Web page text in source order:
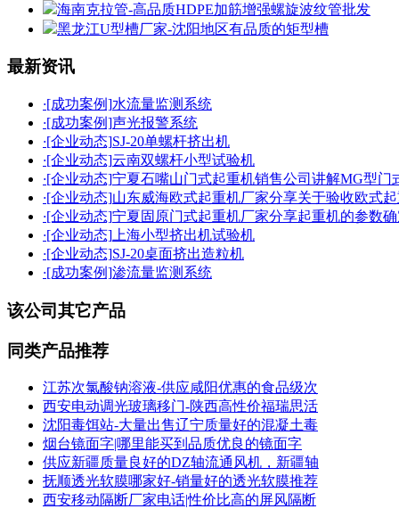
海南克拉管-高品质HDPE加筋增强螺旋波纹管批发
黑龙江U型槽厂家-沈阳地区有品质的矩型槽
最新资讯
·[成功案例]水流量监测系统
·[成功案例]声光报警系统
·[企业动态]SJ-20单螺杆挤出机
·[企业动态]云南双螺杆小型试验机
·[企业动态]宁夏石嘴山门式起重机销售公司讲解MG型门
·[企业动态]山东威海欧式起重机厂家分享关于验收欧式
·[企业动态]宁夏固原门式起重机厂家分享起重机的参数
·[企业动态] 上海小型挤出机试验机
·[企业动态]SJ-20桌面挤出造粒机
·[成功案例]渗流量监测系统
该公司其它产品
同类产品推荐
江苏次氯酸钠溶液-供应咸阳优惠的食品级次
西安电动调光玻璃移门-陕西高性价福瑞思活
沈阳毒饵站-大量出售辽宁质量好的混凝土毒
烟台镜面字|哪里能买到品质优良的镜面字
供应新疆质量良好的DZ轴流通风机，新疆轴
抚顺透光软膜哪家好-销量好的透光软膜推荐
西安移动隔断厂家电话|性价比高的屏风隔断